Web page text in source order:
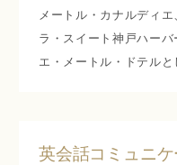
メートル・カナルディ
ラ・スイート神戸ハー
エ・メートル・ドテルと
英会話コミュニ